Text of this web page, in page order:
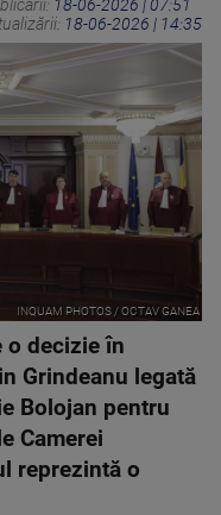
18-06-2026 | 07:51
18-06-2026 | 14:35
INQUAM PHOTOS / OCTAV GANEA
o decizie în
Grindeanu legată
Bolojan pentru
Camerei
reprezintă o